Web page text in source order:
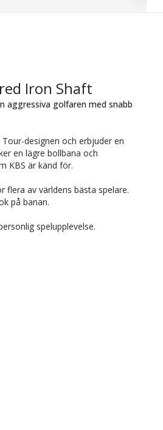
Iron Shaft
aggressiva golfaren med snabb
designen och erbjuder en
en lägre bollbana och
KBS är känd för.
flera av världens bästa spelare.
på banan.
spelupplevelse.